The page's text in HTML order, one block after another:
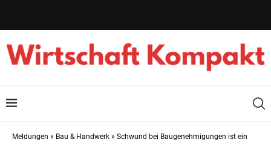
Meldungen » Bau & Handwerk » Schwund bei Baugenehmigungen ist ein